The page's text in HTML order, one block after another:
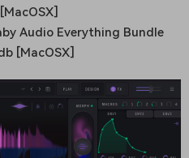
Audio Everything Bundle
[MacOSX]